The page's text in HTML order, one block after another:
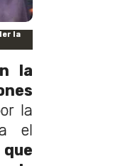
la
la
la
el
que